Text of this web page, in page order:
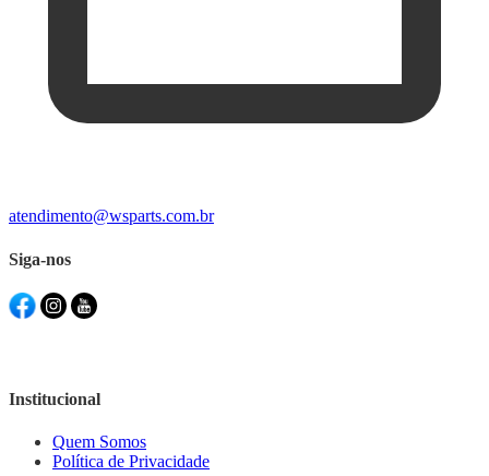
atendimento@wsparts.com.br
Siga-nos
Institucional
Quem Somos
Política de Privacidade